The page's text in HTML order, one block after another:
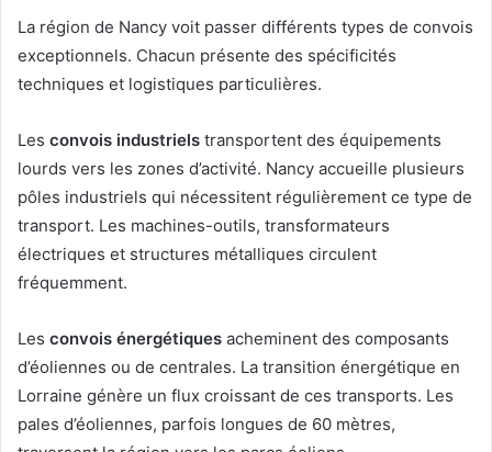
La région de Nancy voit passer différents types de convois
exceptionnels. Chacun présente des spécificités
techniques et logistiques particulières.
Les convois industriels transportent des équipements
lourds vers les zones d’activité. Nancy accueille plusieurs
pôles industriels qui nécessitent régulièrement ce type de
transport. Les machines-outils, transformateurs
électriques et structures métalliques circulent
fréquemment.
Les convois énergétiques acheminent des composants
d’éoliennes ou de centrales. La transition énergétique en
Lorraine génère un flux croissant de ces transports. Les
pales d’éoliennes, parfois longues de 60 mètres,